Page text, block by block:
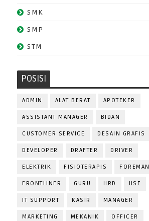
SMK
SMP
STM
POSISI
ADMIN ALAT BERAT APOTEKER
ASSISTANT MANAGER BIDAN
CUSTOMER SERVICE DESAIN GRAFIS
DEVELOPER DRAFTER DRIVER
ELEKTRIK FISIOTERAPIS FOREMAN
FRONTLINER GURU HRD HSE
IT SUPPORT KASIR MANAGER
MARKETING MEKANIK OFFICER